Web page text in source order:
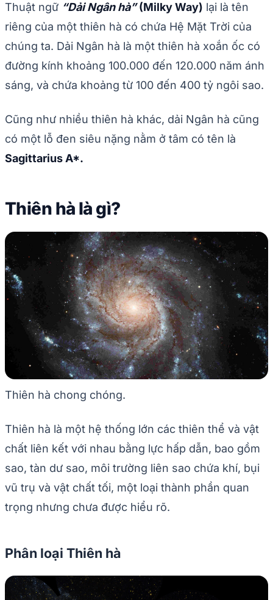
Thuật ngữ “Dải Ngân hà”(Milky Way) lại là tên
riêng của một thiên hà có chứa Hệ Mặt Trời của
chúng ta. Dải Ngân hà là một thiên hà xoắn ốc có
đường kính khoảng 100.000 đến 120.000 năm ánh
sáng, và chứa khoảng từ 100 đến 400 tỷ ngôi sao.
Cũng như nhiều thiên hà khác, dải Ngân hà cũng
có một lỗ đen siêu nặng nằm ở tâm có tên là
Sagittarius A*.
Thiên hà là gì?
Thiên hà chong chóng.
Thiên hà là một hệ thống lớn các thiên thể và vật
chất liên kết với nhau bằng lực hấp dẫn, bao gồm
sao, tàn dư sao, môi trường liên sao chứa khí, bụi
vũ trụ và vật chất tối, một loại thành phần quan
trọng nhưng chưa được hiểu rõ.
Phân loại Thiên hà